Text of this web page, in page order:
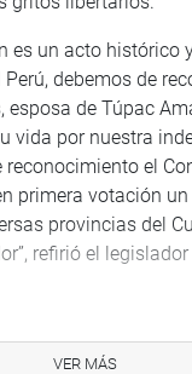
es un acto histórico
debemos de
de Túpac
vida por nuestra
reconocimiento el
primera votación
provincias del
refirió el
en las
VER MÁS